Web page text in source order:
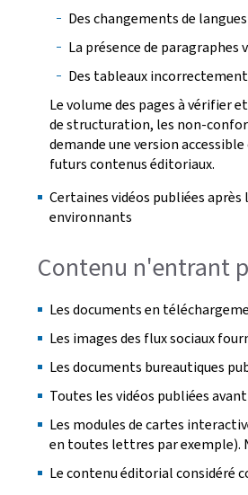
Des changements de
La présence de
Des tableaux
Le volume des pages à vérifier
de structuration, les non-
demande une version
futurs contenus éditoriaux.
Certaines vidéos publiées
environnants
Contenu n'entrant
Les documents en
Les images des flux sociaux
Les documents bureautiques
Toutes les vidéos publiées
Les modules de cartes
en toutes lettres par exemple).
Le contenu éditorial considéré